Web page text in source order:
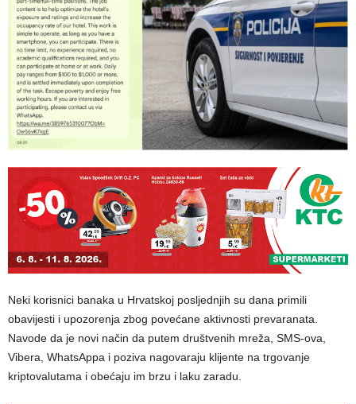
Neki korisnici banaka u Hrvatskoj posljednjih su dana primili
obavijesti i upozorenja zbog povećane aktivnosti prevaranata.
Navode da je novi način da putem društvenih mreža, SMS-ova,
Vibera, WhatsAppa i poziva nagovaraju klijente na trgovanje
kriptovalutama i obećaju im brzu i laku zaradu.